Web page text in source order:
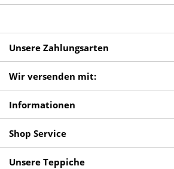
Unsere Zahlungsarten
Wir versenden mit:
Informationen
Shop Service
Unsere Teppiche